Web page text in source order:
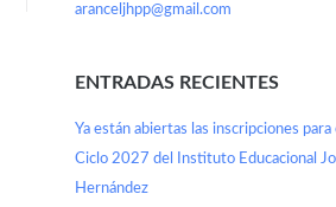
aranceljhpp@gmail.com
ENTRADAS RECIENTES
Ya están abiertas las inscripciones para
Ciclo 2027 del Instituto Educacional
Hernández